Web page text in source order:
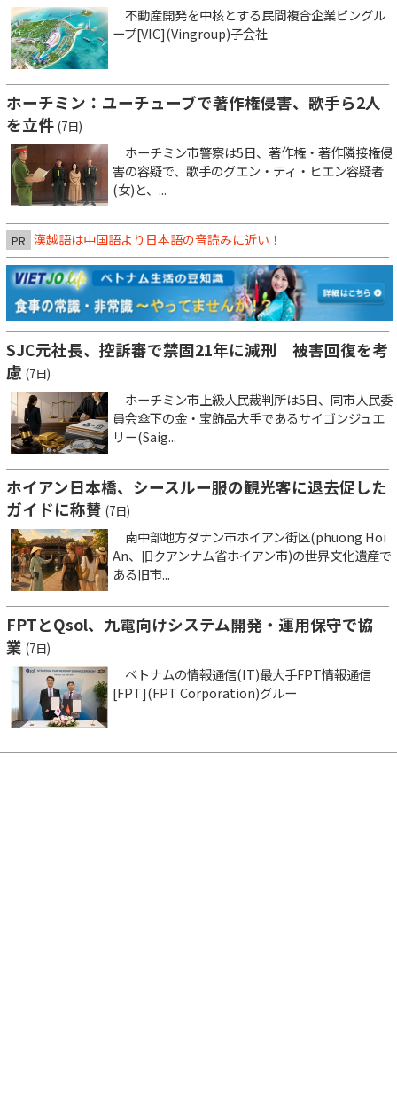
不動産開発を中核とする民間複合企業ビングル
ープ[VIC](Vingroup)子会社
ホーチミン：ユーチューブで著作権侵害、歌手ら2人
を立件 (7日)
ホーチミン市警察は5日、著作権・著作隣接権侵
害の容疑で、歌手のグエン・ティ・ヒエン容疑者
(女)と、...
PR 漢越語は中国語より日本語の音読みに近い！
SJC元社長、控訴審で禁固21年に減刑 被害回復を考
慮 (7日)
ホーチミン市上級人民裁判所は5日、同市人民委
員会傘下の金・宝飾品大手であるサイゴンジュエ
リー(Saig...
ホイアン日本橋、シースルー服の観光客に退去促した
ガイドに称賛 (7日)
南中部地方ダナン市ホイアン街区(phuong Hoi
An、旧クアンナム省ホイアン市)の世界文化遺産で
ある旧市...
FPTとQsol、九電向けシステム開発・運用保守で協
業 (7日)
ベトナムの情報通信(IT)最大手FPT情報通信
[FPT](FPT Corporation)グルー